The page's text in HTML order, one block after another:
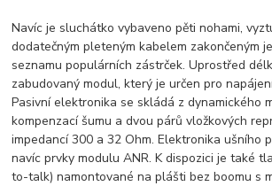
Navíc je sluchátko vybaveno pěti nohami,
dodatečným pleteným kabelem zakončeným
seznamu populárních zástrček.Uprostřed
zabudovaný modul, který je určen pro
Pasivní elektronika se skládá z dynamického
kompenzací šumu a dvou párů vložkových
impedancí 300 a 32 Ohm.Elektronika ušního
navíc prvky modulu ANR.K dispozici je také
to-talk) namontované na plášti bez boomu s